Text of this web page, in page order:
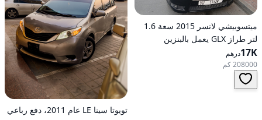
ميتسوبيشي لانسر 2015 سعة 1.6
لتر طراز GLX يعمل بالبنزين
وأوتوماتيكي بدفع أمامي
17Kدرهم
208000 كم
تويوتا سينا LE عام 2011، دفع رباعي